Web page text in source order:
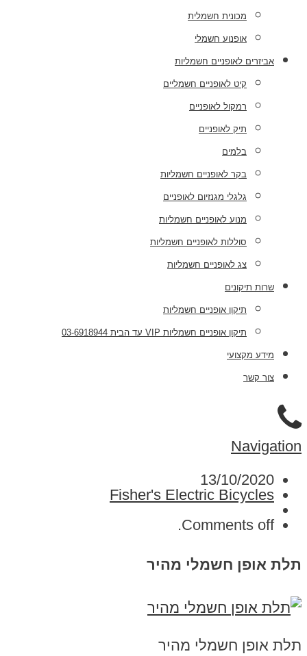
מכונית חשמלית
אופנוע חשמלי
אביזרים לאופניים חשמליות
קיט לאופניים חשמליים
רמקול לאופניים
תיק לאופניים
בלמים
בקר לאופניים חשמליות
גלגלי מגנזיום לאופניים
מנוע לאופניים חשמליות
סוללות לאופניים חשמליות
צג לאופניים חשמליות
שרות תיקונים
תיקון אופניים חשמליות
תיקון אופניים חשמליות VIP עד הבית 03-6918944
מידע מקצועי
צור קשר
Navigation
13/10/2020
Fisher's Electric Bicycles
Comments off.
תלת אופן חשמלי מהיר
תלת אופן חשמלי מהיר